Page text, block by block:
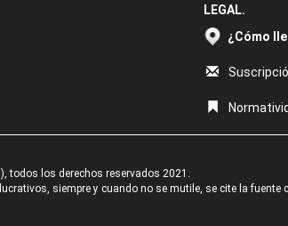
LEGAL.
¿Cómo
todos los derechos reservados 2021.
siempre y cuando no se mutile, se cite la fuente